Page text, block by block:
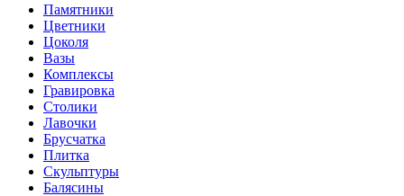
Памятники
Цветники
Цоколя
Вазы
Комплексы
Гравировка
Столики
Лавочки
Брусчатка
Плитка
Скульптуры
Балясины